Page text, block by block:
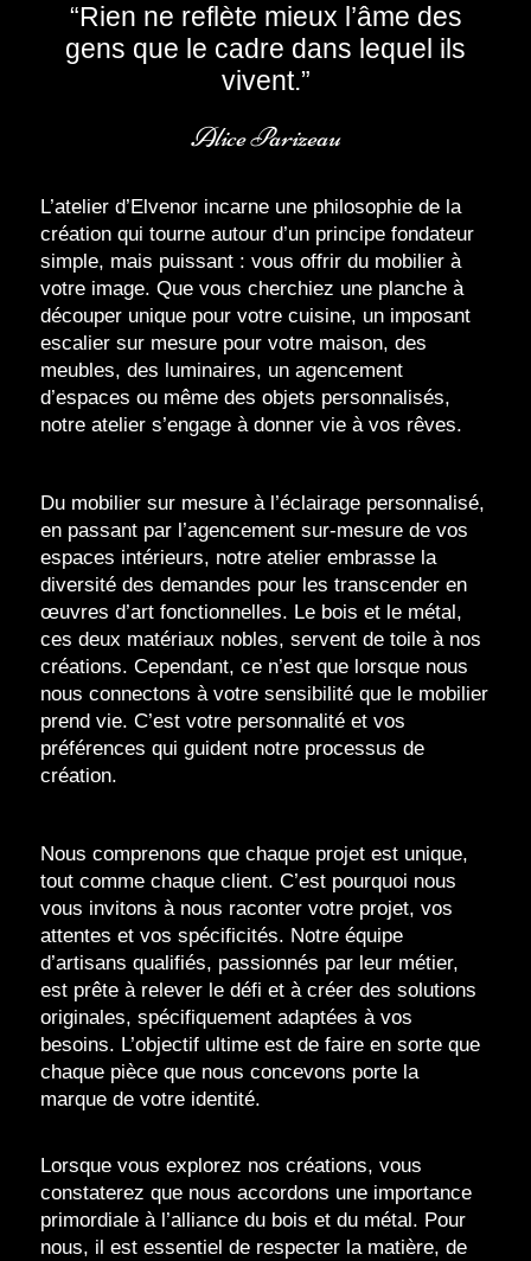
“Rien ne reflète mieux l’âme des
gens que le cadre dans lequel ils
vivent.”
Alice Parizeau
L’atelier d’Elvenor incarne une philosophie de la
création qui tourne autour d’un principe fondateur
simple, mais puissant : vous offrir du mobilier à
votre image. Que vous cherchiez une planche à
découper unique pour votre cuisine, un imposant
escalier sur mesure pour votre maison, des
meubles, des luminaires, un agencement
d’espaces ou même des objets personnalisés,
notre atelier s’engage à donner vie à vos rêves.
Du mobilier sur mesure à l’éclairage personnalisé,
en passant par l’agencement sur-mesure de vos
espaces intérieurs, notre atelier embrasse la
diversité des demandes pour les transcender en
œuvres d’art fonctionnelles. Le bois et le métal,
ces deux matériaux nobles, servent de toile à nos
créations. Cependant, ce n’est que lorsque nous
nous connectons à votre sensibilité que le mobilier
prend vie. C’est votre personnalité et vos
préférences qui guident notre processus de
création.
Nous comprenons que chaque projet est unique,
tout comme chaque client. C’est pourquoi nous
vous invitons à nous raconter votre projet, vos
attentes et vos spécificités. Notre équipe
d’artisans qualifiés, passionnés par leur métier,
est prête à relever le défi et à créer des solutions
originales, spécifiquement adaptées à vos
besoins. L’objectif ultime est de faire en sorte que
chaque pièce que nous concevons porte la
marque de votre identité.
Lorsque vous explorez nos créations, vous
constaterez que nous accordons une importance
primordiale à l’alliance du bois et du métal. Pour
nous, il est essentiel de respecter la matière, de